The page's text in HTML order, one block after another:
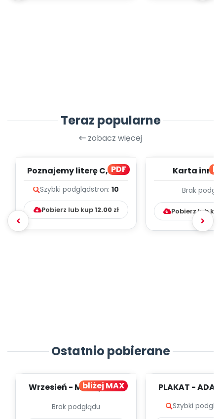
Teraz popularne
zobacz więcej
PDF
Poznajemy literę C, cz. 1
Szybki podglądstron: 10
Pobierz lub kup12.00zł
Karta
Brak
Pobierz lub
Ostatnio pobierane
bliżej MAX
Wrzesień - MIESIĘCZNY
WYCHOWAWCZO –
Brak podglądu
PLAKAT -
Szybki